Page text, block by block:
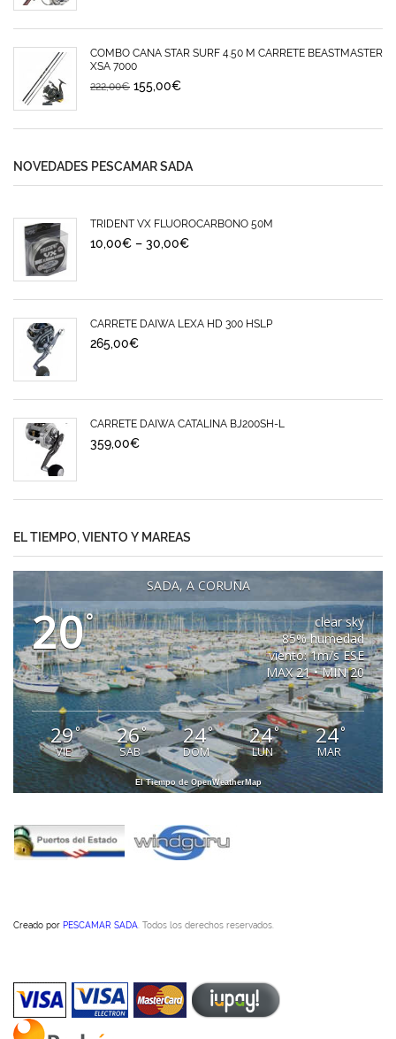
COMBO CAÑA STAR SURF 4.50 M CARRETE BEASTMASTER
XSA 7000
222,00€ 155,00€
NOVEDADES PESCAMAR SADA
TRIDENT VX FLUOROCARBONO 50M
10,00€ – 30,00€
CARRETE DAIWA LEXA HD 300 HSLP
265,00€
CARRETE DAIWA CATALINA BJ200SH-L
359,00€
EL TIEMPO, VIENTO Y MAREAS
SADA, A CORUÑA
20°
clear sky
85% humedad
viento: 1m/s ESE
MAX 21 • MIN 20
29°
VIE
26°
SAB
24°
DOM
24°
LUN
24°
MAR
El Tiempo de OpenWeatherMap
Creado por PESCAMAR SADA . Todos los derechos reservados.